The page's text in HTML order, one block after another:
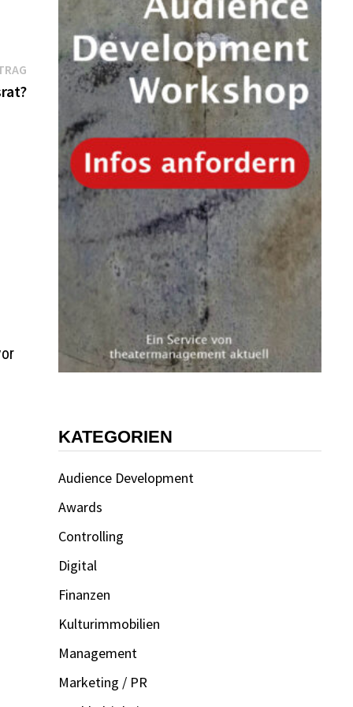
Nächster
Beitrag:
KATEGORIEN
Audience Development
Awards
Controlling
Digital
Finanzen
Kulturimmobilien
Management
Marketing / PR